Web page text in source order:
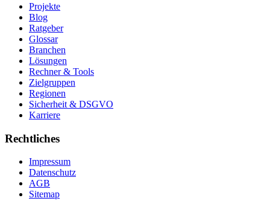
Projekte
Blog
Ratgeber
Glossar
Branchen
Lösungen
Rechner & Tools
Zielgruppen
Regionen
Sicherheit & DSGVO
Karriere
Rechtliches
Impressum
Datenschutz
AGB
Sitemap